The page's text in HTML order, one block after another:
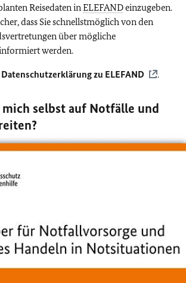
Reisedaten inELEFANDeinzugeben.
dass Sie schnellstmöglich von den
über mögliche
werden.
Datenschutzerklärung zu ELEFAND .
selbst auf Notfälle und